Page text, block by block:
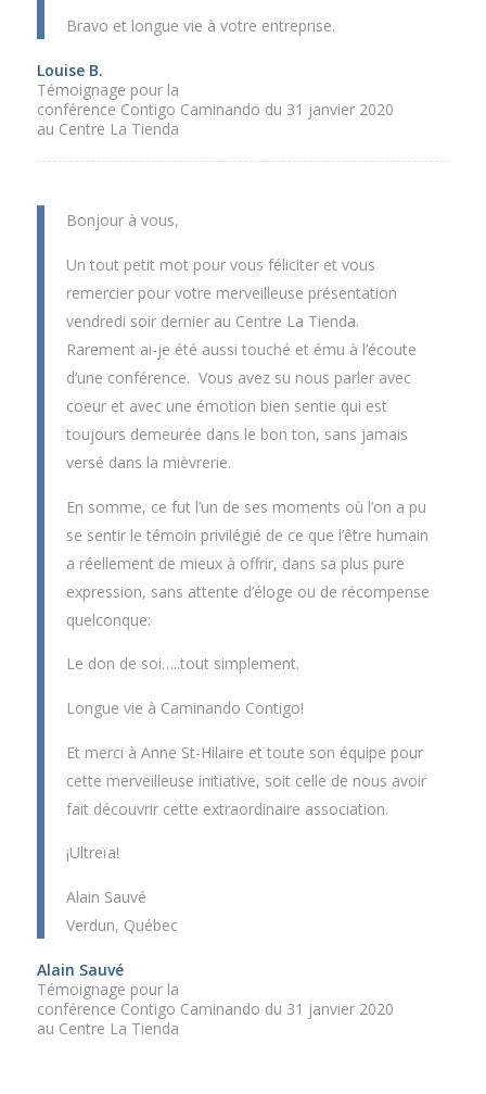
Bravo et longue vie à votre entreprise.
Louise B.
Témoignage pour la
conférence Contigo Caminando du 31 janvier 2020
au Centre La Tienda
Bonjour à vous,
Un tout petit mot pour vous féliciter et vous
remercier pour votre merveilleuse présentation
vendredi soir dernier au Centre La Tienda.
Rarement ai-je été aussi touché et ému à l’écoute
d’une conférence. Vous avez su nous parler avec
coeur et avec une émotion bien sentie qui est
toujours demeurée dans le bon ton, sans jamais
versé dans la mièvrerie.
En somme, ce fut l’un de ses moments où l’on a pu
se sentir le témoin privilégié de ce que l’être humain
a réellement de mieux à offrir, dans sa plus pure
expression, sans attente d’éloge ou de récompense
quelconque:
Le don de soi…..tout simplement.
Longue vie à Caminando Contigo!
Et merci à Anne St-Hilaire et toute son équipe pour
cette merveilleuse initiative, soit celle de nous avoir
fait découvrir cette extraordinaire association.
¡Ultreïa!
Alain Sauvé
Verdun, Québec
Alain Sauvé
Témoignage pour la
conférence Contigo Caminando du 31 janvier 2020
au Centre La Tienda